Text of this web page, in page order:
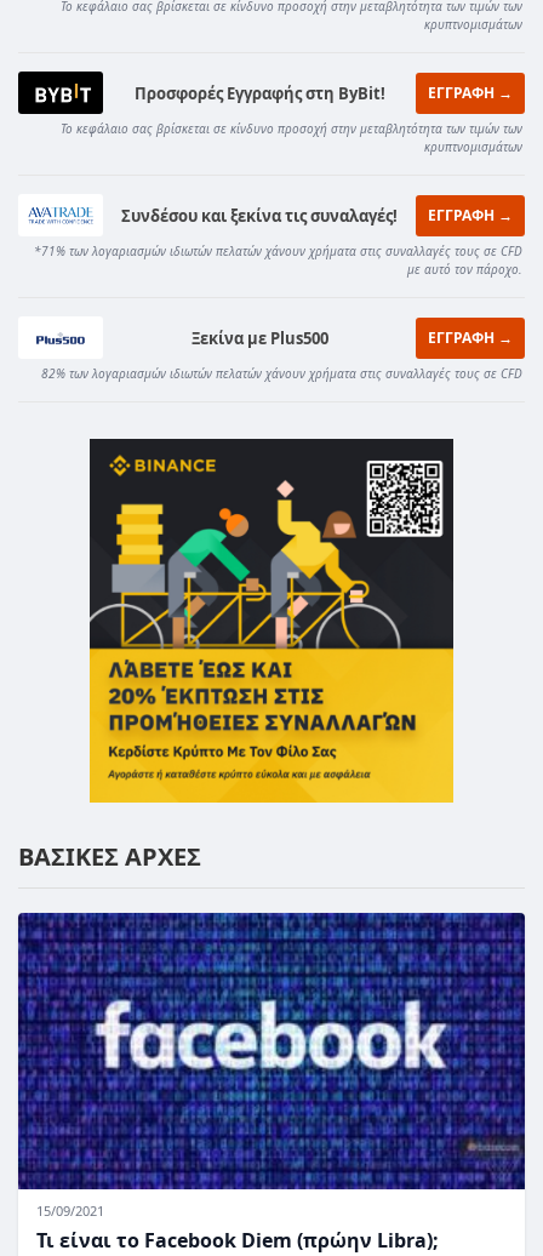
Το κεφάλαιο σας βρίσκεται σε κίνδυνο προσοχή στην μεταβλητότητα των τιμών των
κρυπτνομισμάτων
Προσφορές Εγγραφής στη ByBit! ΕΓΓΡΑΦΗ →
Το κεφάλαιο σας βρίσκεται σε κίνδυνο προσοχή στην μεταβλητότητα των τιμών των
κρυπτνομισμάτων
Συνδέσου και ξεκίνα τις συναλαγές! ΕΓΓΡΑΦΗ →
*71% των λογαριασμών ιδιωτών πελατών χάνουν χρήματα στις συναλλαγές τους σε CFD
με αυτό τον πάροχο.
Ξεκίνα με Plus500 ΕΓΓΡΑΦΗ →
82% των λογαριασμών ιδιωτών πελατών χάνουν χρήματα στις συναλλαγές τους σε CFD
ΒΑΣΙΚΕΣ ΑΡΧΕΣ
15/09/2021
Τι είναι το Facebook Diem (πρώην Libra);